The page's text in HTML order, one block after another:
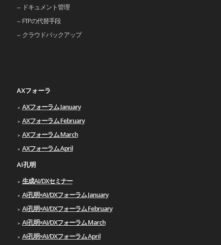
ドキュメント管理
FTPの代替手段
クラウドバックアップ
AXフォーラ
AXフォーラム January
AXフォーラム February
AXフォーラム March
AXフォーラム April
AI孔明
生成AI/DXセミナー
AI孔明×AI/DXフォーラム January
AI孔明×AI/DXフォーラム February
AI孔明×AI/DXフォーラム March
AI孔明×AI/DXフォーラム April